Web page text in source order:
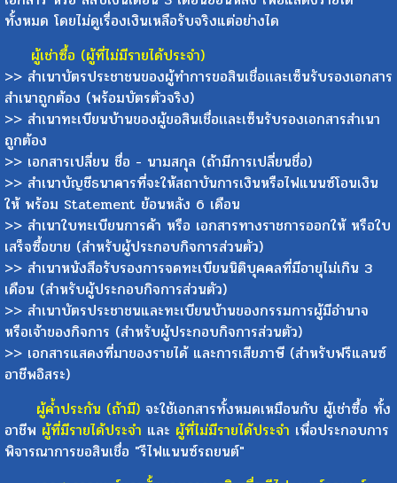
เอกสาร หรือ สลิปเงินเดือน 3 เดือนย้อนหลัง เพื่อแสดงรายได้
ทั้งหมด โดยไม่ดูเรื่องเงินเหลือรับจริงแต่อย่างได
ผู้เช่าซื้อ (ผู้ที่ไม่มีรายได้ประจำ)
>> สำเนาบัตรประชาชนของผู้ทำการขอสินเชื่อเเละเซ็นรับรองเอกสาร
สำเนาถูกต้อง (พร้อมบัตรตัวจริง)
>> สำเนาทะเบียนบ้านของผู้ขอสินเชื่อเเละเซ็นรับรองเอกสารสำเนา
ถูกต้อง
>> เอกสารเปลี่ยน ชื่อ - นามสกุล (ถ้ามีการเปลี่ยนชื่อ)
>> สำเนาบัญชีธนาคารที่จะให้สถาบันการเงินหรือไฟแนนซ์โอนเงิน
ให้ พร้อม Statement ย้อนหลัง 6 เดือน
>> สำเนาใบทะเบียนการค้า หรือ เอกสารทางราชการออกให้ หรือใบ
เสร็จซื้อขาย (สำหรับผู้ประกอบกิจการส่วนตัว)
>> สำเนาหนังสือรับรองการจดทะเบียนนิติบุคคลที่มีอายุไม่เกิน 3
เดือน (สำหรับผู้ประกอบกิจการส่วนตัว)
>> สำเนาบัตรประชาชนและทะเบียนบ้านของกรรมการผู้มีอำนาจ
หรือเจ้าของกิจการ (สำหรับผู้ประกอบกิจการส่วนตัว)
>> เอกสารแสดงที่มาของรายได้ และการเสียภาษี (สำหรับฟรีแลนซ์
อาชีพอิสระ)
ผู้ค้ำประกัน (ถ้ามี) จะใช้เอกสารทั้งหมดเหมือนกับ ผู้เช่าซื้อ ทั้ง
อาชีพ ผู้ที่มีรายได้ประจำและ ผู้ที่ไม่มีรายได้ประจำ เพื่อประกอบการ
พิจารณาการขอสินเชื่อ "รีไฟแนนซ์รถยนต์"